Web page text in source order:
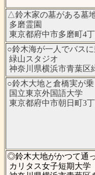
△鈴木家の墓がある墓
多磨霊園
東京都府中市多磨町4丁
○鈴木海が一人でバス
緑山スタジオ
神奈川県横浜市青葉区
○鈴木大地と倉橋実が
国立東京外国語大学
東京都府中市朝日町3丁
◎鈴木大地がかつて通
カリタス女子短期大学